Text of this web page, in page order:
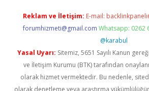
Reklam ve İletişim: E-mail:
forumhizmeti@gmail.com Whatsapp: 0262
@karabul
Yasal Uyarı: Sitemiz, 5651 Sayılı Kanun
ve İletişim Kurumu (BTK) tarafından
olarak hizmet vermektedir. Bu nedenle,
olarak denetleme veya araştırma